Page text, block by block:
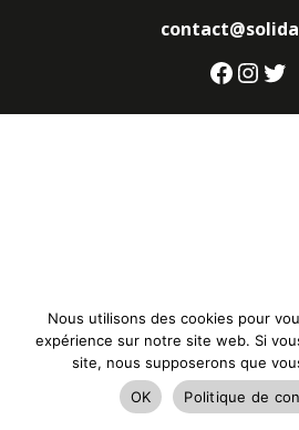
Nous utilisons des cookies pour
expérience sur notre site web. Si
site, nous supposerons que
OK
Politique de